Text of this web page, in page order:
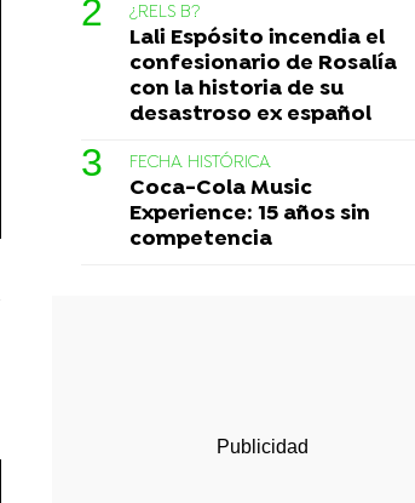
¿RELS B?
Lali Espósito incendia el
confesionario de Rosalía
con la historia de su
desastroso ex español
FECHA HISTÓRICA
Coca-Cola Music
Experience: 15 años sin
competencia